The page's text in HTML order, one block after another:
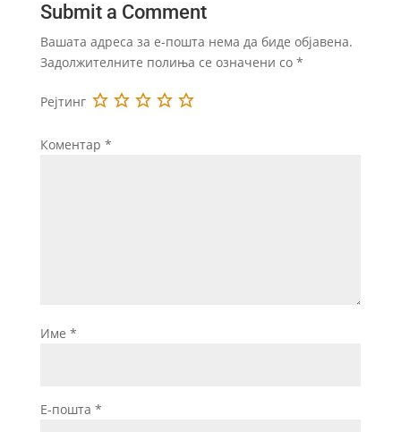
Submit a Comment
Вашата адреса за е-пошта нема да биде објавена.
Задолжителните полиња се означени со *
Рејтинг
Коментар *
Име *
Е-пошта *